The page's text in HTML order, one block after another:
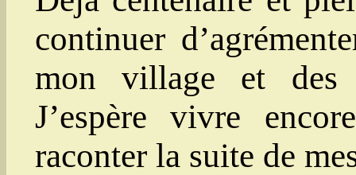
continuer
mon village et des
J’espère vivre
raconter la suite de